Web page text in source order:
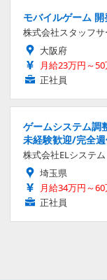
モバイルゲーム
株式会社スタッフサ
大阪府
月給23万円～
正社員
ゲームシステム調
未経験歓迎/完全
株式会社ELシステム
埼玉県
月給34万円～
正社員